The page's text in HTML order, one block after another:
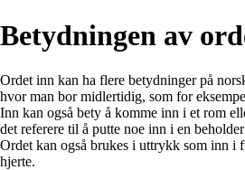
Betydningen av
Ordet inn kan ha flere betydninger på
hvor man bor midlertidig, som for
Inn kan også bety å komme inn i et rom
det referere til å putte noe inn i en
Ordet kan også brukes i uttrykk som inn i
hjerte.